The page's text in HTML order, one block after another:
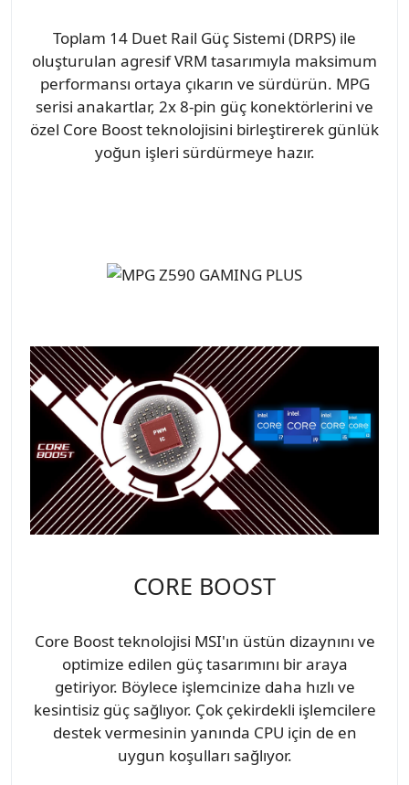
Toplam 14 Duet Rail Güç Sistemi (DRPS) ile
oluşturulan agresif VRM tasarımıyla maksimum
performansı ortaya çıkarın ve sürdürün. MPG
serisi anakartlar, 2x 8-pin güç konektörlerini ve
özel Core Boost teknolojisini birleştirerek günlük
yoğun işleri sürdürmeye hazır.
CORE BOOST
Core Boost teknolojisi MSI'ın üstün dizaynını ve
optimize edilen güç tasarımını bir araya
getiriyor. Böylece işlemcinize daha hızlı ve
kesintisiz güç sağlıyor. Çok çekirdekli işlemcilere
destek vermesinin yanında CPU için de en
uygun koşulları sağlıyor.